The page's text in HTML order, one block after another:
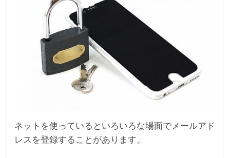
ネットを使っているといろいろな場面でメールアド
レスを登録することがあります。